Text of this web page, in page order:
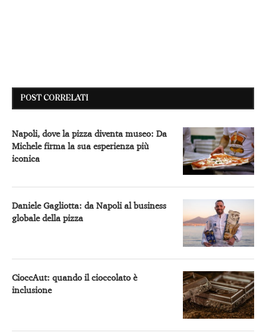
POST CORRELATI
Napoli, dove la pizza diventa museo: Da
Michele firma la sua esperienza più
iconica
Daniele Gagliotta: da Napoli al business
globale della pizza
CioccAut: quando il cioccolato è
inclusione